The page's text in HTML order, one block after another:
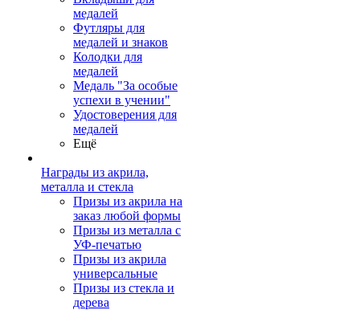
медалей
Футляры для
медалей и знаков
Колодки для
медалей
Медаль "За особые
успехи в учении"
Удостоверения для
медалей
Ещё
Награды из акрила,
металла и стекла
Призы из акрила на
заказ любой формы
Призы из металла с
УФ-печатью
Призы из акрила
универсальные
Призы из стекла и
дерева